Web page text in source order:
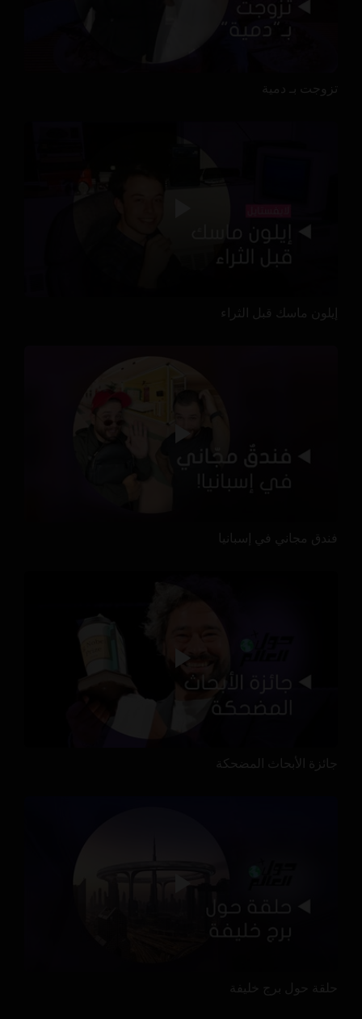
تزوجت بـ دمية
إيلون ماسك قبل الثراء
فندق مجاني في إسبانيا
جائزة الأبحاث المضحكة
حلقة حول برج خليفة